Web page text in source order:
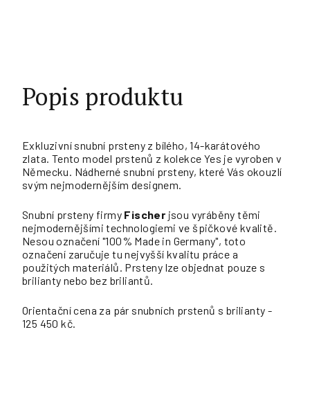
Popis produktu
Exkluzivní snubní prsteny z bílého, 14-karátového
zlata. Tento model prstenů z kolekce Yes je vyroben v
Německu. Nádherné snubní prsteny, které Vás okouzlí
svým nejmodernějším designem.
Snubní prsteny firmy Fischer jsou vyráběny těmi
nejmodernějšími technologiemi ve špičkové kvalitě.
Nesou označení "100% Made in Germany", toto
označení zaručuje tu nejvyšší kvalitu práce a
použitých materiálů. Prsteny lze objednat pouze s
brilianty nebo bez briliantů.
Orientační cena za pár snubních prstenů s brilianty -
125 450 kč.